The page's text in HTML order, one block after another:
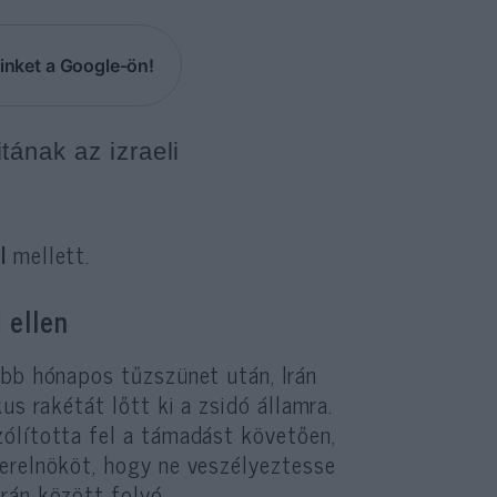
a Google-ön!
az izraeli
mellett.
hónapos tűzszünet után, Irán
rakétát lőtt ki a zsidó államra.
fel a támadást követően,
hogy ne veszélyeztesse